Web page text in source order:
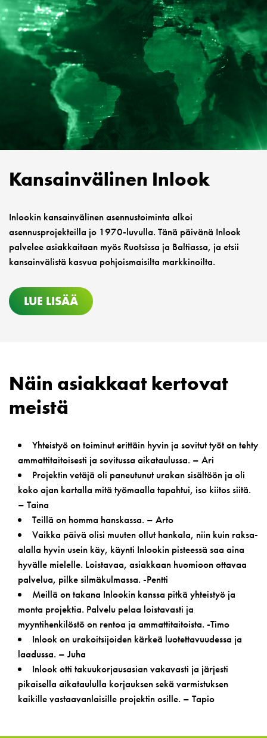
Kansainvälinen Inlook
Inlookin kansainvälinen asennustoiminta alkoi
asennusprojekteilla jo 1970-luvulla. Tänä päivänä Inlook
palvelee asiakkaitaan myös Ruotsissa ja Baltiassa, ja etsii
kansainvälistä kasvua pohjoismaisilta markkinoilta.
LUE LISÄÄ
Näin asiakkaat kertovat
meistä
Yhteistyö on toiminut erittäin hyvin ja sovitut työt on tehty
ammattitaitoisesti ja sovitussa aikataulussa. – Ari
Projektin vetäjä oli paneutunut urakan sisältöön ja oli
koko ajan kartalla mitä työmaalla tapahtui, iso kiitos siitä.
– Taina
Teillä on homma hanskassa. – Arto
Vaikka päivä olisi muuten ollut hankala, niin kuin raksa-
alalla hyvin usein käy, käynti Inlookin pisteessä saa aina
hyvälle mielelle. Loistavaa, asiakkaan huomioon ottavaa
palvelua, pilke silmäkulmassa. -Pentti
Meillä on takana Inlookin kanssa pitkä yhteistyö ja
monta projektia. Palvelu pelaa loistavasti ja
myyntihenkilöstö on rentoa ja ammattitaitoista. -Timo
Inlook on urakoitsijoiden kärkeä luotettavuudessa ja
laadussa. – Juha
Inlook otti takuukorjausasian vakavasti ja järjesti
pikaisella aikataululla korjauksen sekä varmistuksen
kaikille vastaavanlaisille projektin osille. – Tapio